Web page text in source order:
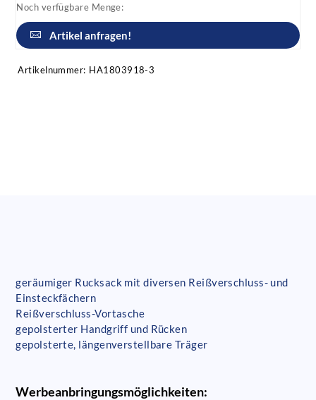
Noch verfügbare Menge:
Artikel anfragen!
Artikelnummer: HA1803918-3
geräumiger Rucksack mit diversen Reißverschluss- und
Einsteckfächern
Reißverschluss-Vortasche
gepolsterter Handgriff und Rücken
gepolsterte, längenverstellbare Träger
Werbeanbringungsmöglichkeiten: